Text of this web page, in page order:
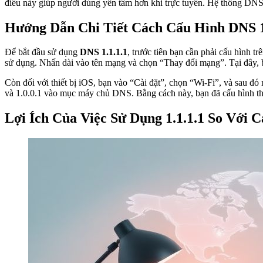
điều này giúp người dùng yên tâm hơn khi trực tuyến. Hệ thống
Hướng Dẫn Chi Tiết Cách Cấu Hình DNS
Để bắt đầu sử dụng DNS 1.1.1.1, trước tiên bạn cần phải cấu hình
sử dụng. Nhấn dài vào tên mạng và chọn “Thay đổi mạng”. Tại
Còn đối với thiết bị iOS, bạn vào “Cài đặt”, chọn “Wi-Fi”, và sau
và 1.0.0.1 vào mục máy chủ DNS. Bằng cách này, bạn đã cấu hình
Lợi Ích Của Việc Sử Dụng 1.1.1.1 So Với